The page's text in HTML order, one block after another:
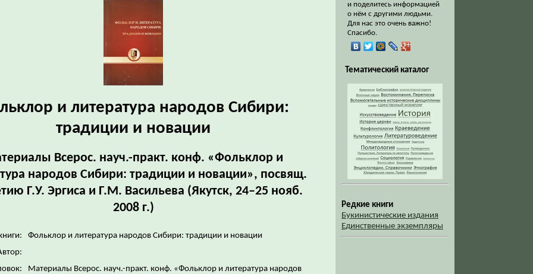
и литература народов Сибири:
традиции и новации
Всерос. науч.-практ. конф. «Фольклор и
народов Сибири: традиции и новации», посвящ.
Г.У. Эргиса и Г.М. Васильева (Якутск, 24–25 нояб.
2008 г.)
Фольклор и литература народов Сибири: традиции и новации
Материалы Всерос. науч.-практ. конф. «Фольклор и литература народов
и поделитесь информацией
о нём с другими людьми.
Для нас это очень важно!
Спасибо.
Тематический каталог
Редкие книги
Букинистические издания
Единственные экземпляры